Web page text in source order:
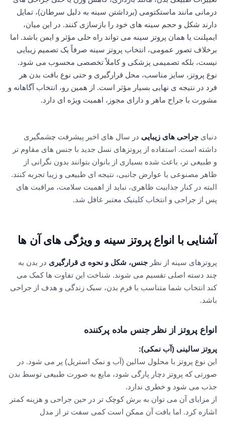
درمانی مانند ماستکتومی (برداشتن سینه به دلیل سرطان)، تمایل
دارند شکل و حجم سینه های خود را بازسازی کنند. در این میان،
ایمپلنت یا همان پروتز سینه می تواند راه حلی مؤثر و ایمن باشد. اما
برخلاف تصور عمومی، انتخاب پروتز سینه صرفاً یک تصمیم زیبایی
نیست، بلکه تصمیمی پزشکی و کاملاً تخصصی محسوب می شود.
نوع پروتز، سایز مناسب، محل قرارگیری و حتی نوع بافت بدن هر
فرد در نتیجه ی نهایی بسیار مؤثر است. از همین رو، انتخاب آگاهانه و
مشورت با جراح ماهر و دارای مجوز، اهمیت ویژه ای دارد.
دنیای جراحی های زیبایی در سال های اخیر پیشرفت چشمگیری
داشته است. استفاده از پروتزهای نسل جدید با جنس های مقاوم تر
و طبیعی تر، باعث شده بسیاری از بانوان بتوانند بدون نگرانی از
ظاهر مصنوعی یا عوارض جانبی، نتیجه ای طبیعی و زیبا تجربه کنند.
البته در کنار جذابیت ظاهری، نباید از اهمیت سلامت، مراقبت های
پس از جراحی و انتخاب کلینیک معتبر غافل شد.
آشنایی با انواع پروتز سینه و ویژگی های آن ها
پروتزهای سینه از نظر جنس، شکل و نحوه ی قرارگیری در بدن به
چند دسته اصلی تقسیم می شوند. شناخت این تفاوت ها کمک می
کند انتخاب شما متناسب با فرم بدن، سبک زندگی و هدف از جراحی
باشد.
انواع پروتز از نظر جنس ماده پرکننده
پروتز سالینی (آب نمکی):
این نوع پروتز با محلول سالین (آب و نمک استریل) پر می شود. در
صورتی که پروتز دچار پارگی شود، مایع به صورت طبیعی توسط بدن
جذب می شود و خطری ندارد.
از مزایای آن می توان به برش کوچک تر در حین جراحی و هزینه کمتر
اشاره کرد. اما بافت آن ممکن است کمی سفت تر از مدل